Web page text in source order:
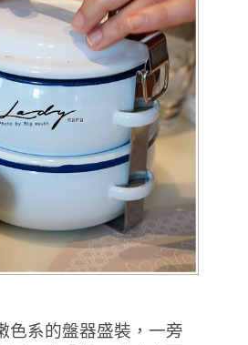
色系的盤器盛裝，一旁